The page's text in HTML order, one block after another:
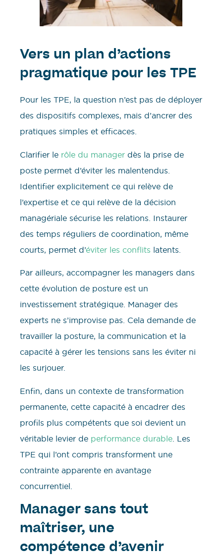
Vers un plan d’actions
pragmatique pour les TPE
Pour les TPE, la question n’est pas de déployer
des dispositifs complexes, mais d’ancrer des
pratiques simples et efficaces.
Clarifier le rôle du manager dès la prise de
poste permet d’éviter les malentendus.
Identifier explicitement ce qui relève de
l’expertise et ce qui relève de la décision
managériale sécurise les relations. Instaurer
des temps réguliers de coordination, même
courts, permet d’éviter les conflits latents.
Par ailleurs, accompagner les managers dans
cette évolution de posture est un
investissement stratégique. Manager des
experts ne s’improvise pas. Cela demande de
travailler la posture, la communication et la
capacité à gérer les tensions sans les éviter ni
les surjouer.
Enfin, dans un contexte de transformation
permanente, cette capacité à encadrer des
profils plus compétents que soi devient un
véritable levier de performance durable . Les
TPE qui l’ont compris transforment une
contrainte apparente en avantage
concurrentiel.
Manager sans tout
maîtriser, une
compétence d’avenir